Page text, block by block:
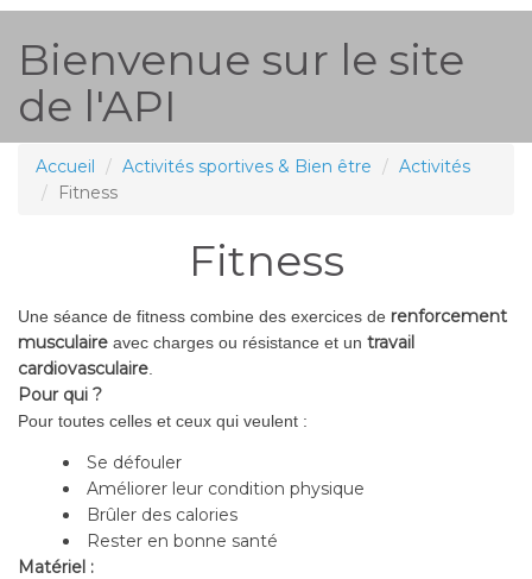
Bienvenue sur le site
de l'API
Accueil Activités sportives & Bien être
Activités
Fitness
Fitness
Une séance de fitness combine des exercices de renforcement
musculaire avec charges ou résistance et un travail
cardiovasculaire
Pour qui ?
Pour toutes celles et ceux qui veulent :
Se défouler
Améliorer leur condition physique
Brûler des calories
Rester en bonne santé
Matériel :